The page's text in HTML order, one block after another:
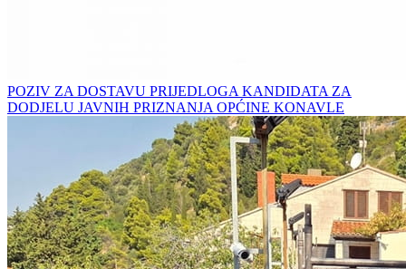
POZIV ZA DOSTAVU PRIJEDLOGA KANDIDATA ZA
DODJELU JAVNIH PRIZNANJA OPĆINE KONAVLE